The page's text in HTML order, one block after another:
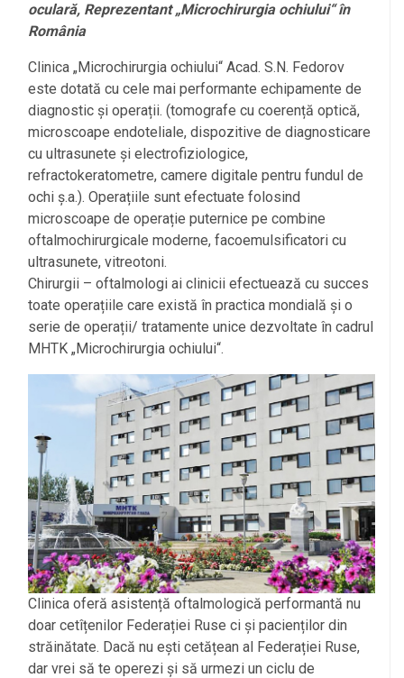
oculară, Reprezentant „Microchirurgia ochiului“ în
România
Clinica „Microchirurgia ochiului“ Acad. S.N. Fedorov
este dotată cu cele mai performante echipamente de
diagnostic și operații. (tomografe cu coerență optică,
microscoape endoteliale, dispozitive de diagnosticare
cu ultrasunete și electrofiziologice,
refractokeratometre, camere digitale pentru fundul de
ochi ș.a.). Operațiile sunt efectuate folosind
microscoape de operație puternice pe combine
oftalmochirurgicale moderne, facoemulsificatori cu
ultrasunete, vitreotoni.
Chirurgii – oftalmologi ai clinicii efectuează cu succes
toate operațiile care există în practica mondială și o
serie de operații/ tratamente unice dezvoltate în cadrul
MHTK „Microchirurgia ochiului“.
Clinica oferă asistență oftalmologică performantă nu
doar cetîțenilor Federației Ruse ci și pacienților din
străinătate. Dacă nu ești cetățean al Federației Ruse,
dar vrei să te operezi și să urmezi un ciclu de